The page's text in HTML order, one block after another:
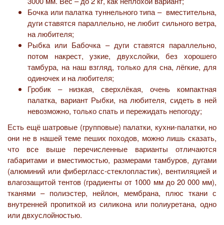
Бочка или палатка туннельного типа – вместительна,
дуги ставятся параллельно, не любит сильного ветра,
на любителя;
Рыбка или Бабочка – дуги ставятся параллельно,
потом накрест, узкие, двухслойки, без хорошего
тамбура, на наш взгляд, только для сна, лёгкие, для
одиночек и на любителя;
Гробик – низкая, сверхлёкая, очень компактная
палатка, вариант Рыбки, на любителя, сидеть в ней
невозможно, только спать и пережидать непогоду;
Есть ещё шатровые (групповые) палатки, кухни-палатки, но
они не в нашей теме пеших походов, можно лишь сказать,
что все выше перечисленные варианты отличаются
габаритами и вместимостью, размерами тамбуров, дугами
(алюминий или фибергласс-стеклопластик), вентиляцией и
влагозащитой тентов (градиенты от 1000 мм до 20 000 мм),
тканями – полиэстер, нейлон, мембрана, плюс ткани с
внутренней пропиткой из силикона или полиуретана, одно
или двхуслойностью.